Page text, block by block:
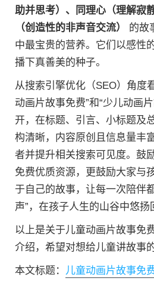
助并思考）、同理心（理解寂静
（创造性的非声音交流）
的故
中最宝贵的营养。它们以感性
播下真善美的种子。
从搜索引擎优化（SEO）角度
动画片故事免费”和“少儿动画
开，在标题、引言、小标题及
构清晰，内容原创且信息量丰
者并提升相关搜索可见度。鼓
免费优质资源，更鼓励大家与
于自己的故事，让每一次陪伴
声”，在孩子人生的山谷中悠扬
以上是关于儿童动画片故事免
介绍，希望对想给儿童讲故事
本文标题： 儿童动画片故事免